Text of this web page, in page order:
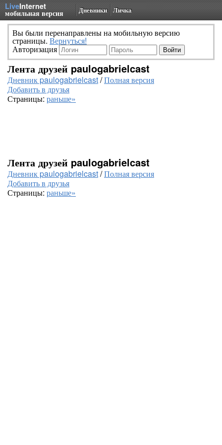
LiveInternet
мобильная версия Дневники Личка
Вы были перенаправлены на мобильную версию
страницы. Вернуться!
Авторизация
Лента друзей paulogabrielcast
Дневник paulogabrielcast/Полная версия
Добавить в друзья
Страницы: раньше»
Лента друзей paulogabrielcast
Дневник paulogabrielcast/Полная версия
Добавить в друзья
Страницы: раньше»